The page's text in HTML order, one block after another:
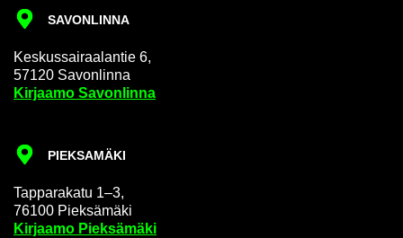
SA­VON­LIN­NA
Kes­kus­sai­raa­lan­tie 6,
57120 Sa­von­lin­na
Kir­jaa­mo Sa­von­lin­na
PIEK­SA­MÄ­KI
Tap­pa­ra­ka­tu 1–3,
76100 Piek­sä­mä­ki
Kir­jaa­mo Piek­sä­mä­ki